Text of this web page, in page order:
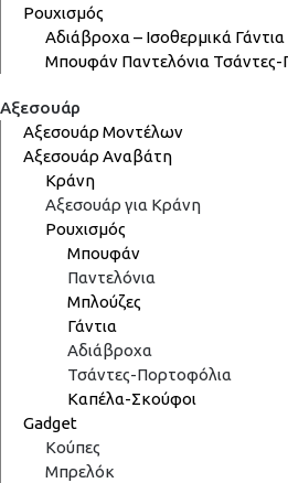
Ρουχισμός
Αδιάβροχα – Ισοθερμικά Γάντια
Μπουφάν Παντελόνια
Αξεσουάρ
Αξεσουάρ Μοντέλων
Αξεσουάρ Αναβάτη
Κράνη
Αξεσουάρ για Κράνη
Ρουχισμός
Μπουφάν
Παντελόνια
Μπλούζες
Γάντια
Αδιάβροχα
Τσάντες-Πορτοφόλια
Καπέλα-Σκούφοι
Gadget
Κούπες
Μπρελόκ